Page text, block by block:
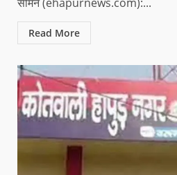
Read More